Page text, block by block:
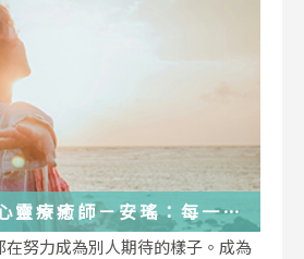
靈療癒師－安瑤：每一段
重生的起點
在努力成為別人期待的樣子。成為